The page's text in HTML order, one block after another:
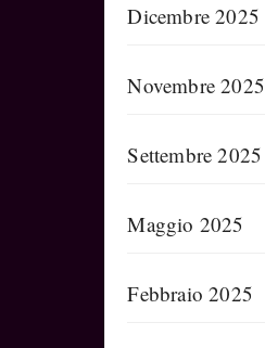
Dicembre 2025
Novembre 2025
Settembre 2025
Maggio 2025
Febbraio 2025